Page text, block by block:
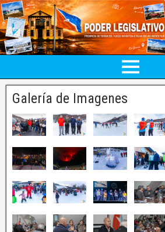
Galería de Imagenes